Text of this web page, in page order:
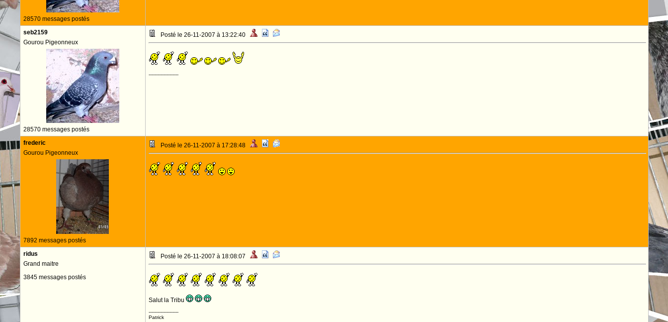
28570 messages postés
seb2159
Gourou Pigeonneux
28570 messages postés
Posté le 26-11-2007 à 13:22:40
--------------------
frederic
Gourou Pigeonneux
7892 messages postés
Posté le 26-11-2007 à 17:28:48
ridus
Grand maitre
3845 messages postés
Posté le 26-11-2007 à 18:08:07
Salut la Tribu
--------------------
Patrick